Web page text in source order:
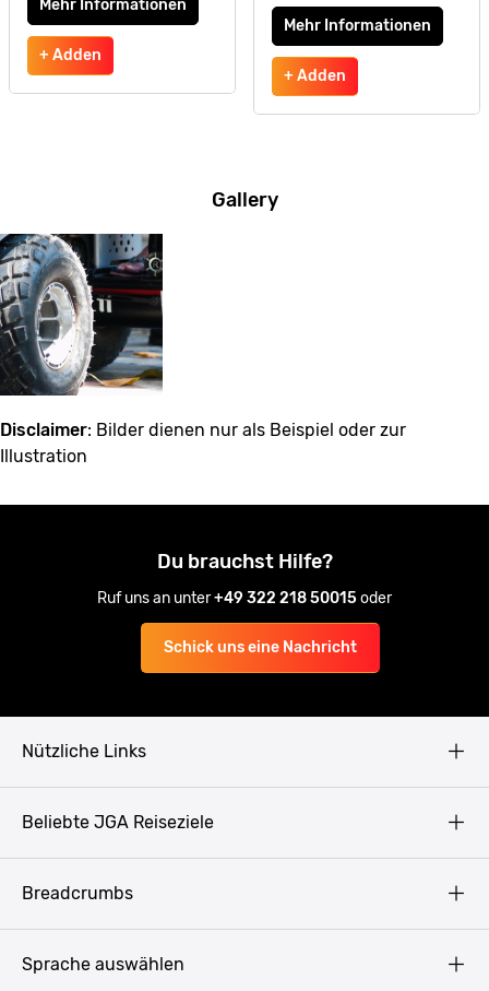
Mehr Informationen
+ Adden
Mehr Informationen
+ Adden
Gallery
Disclaimer: Bilder dienen nur als Beispiel oder zur
Illustration
Du brauchst Hilfe?
Ruf uns an unter+49 322 218 50015oder
Schick uns eine Nachricht
Nützliche Links
Presse
Beliebte JGA Reiseziele
Bukarest
Breadcrumbs
Sprache auswählen